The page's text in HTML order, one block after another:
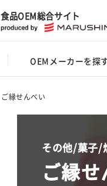
食品OEM総合サイト
OEMメーカーを探
ご縁せんべい
その他/菓子/
ご縁